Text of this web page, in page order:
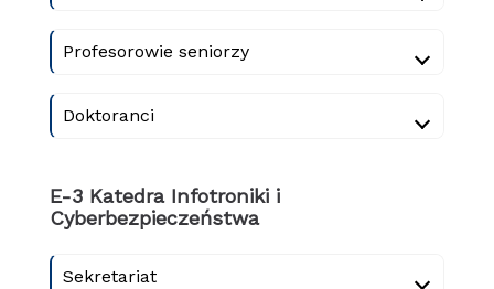
Profesorowie seniorzy
Doktoranci
E-3 Katedra Infotroniki i
Cyberbezpieczeństwa
Sekretariat